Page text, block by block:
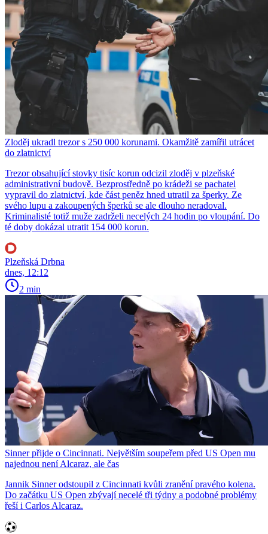
Zloděj ukradl trezor s 250 000 korunami. Okamžitě zamířil utrácet
do zlatnictví
Trezor obsahující stovky tisíc korun odcizil zloděj v plzeňské
administrativní budově. Bezprostředně po krádeži se pachatel
vypravil do zlatnictví, kde část peněz hned utratil za šperky. Ze
svého lupu a zakoupených šperků se ale dlouho neradoval.
Kriminalisté totiž muže zadrželi necelých 24 hodin po vloupání. Do
té doby dokázal utratit 154 000 korun.
Plzeňská Drbna
dnes, 12:12
2 min
Sinner přijde o Cincinnati. Největším soupeřem před US Open mu
najednou není Alcaraz, ale čas
Jannik Sinner odstoupil z Cincinnati kvůli zranění pravého kolena.
Do začátku US Open zbývají necelé tři týdny a podobné problémy
řeší i Carlos Alcaraz.